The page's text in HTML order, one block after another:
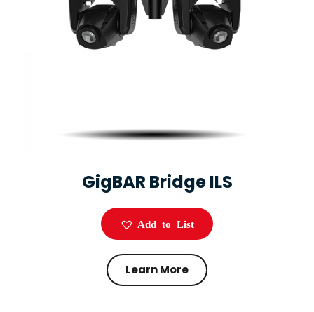
GigBAR Bridge ILS
Add to List
Learn More